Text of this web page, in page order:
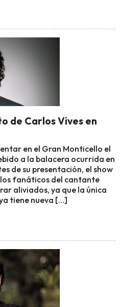
de Carlos Vives en
en el Gran Monticello el
a la balacera ocurrida en
de su presentación, el show
fanáticos del cantante
aliviados, ya que la única
tiene nueva […]